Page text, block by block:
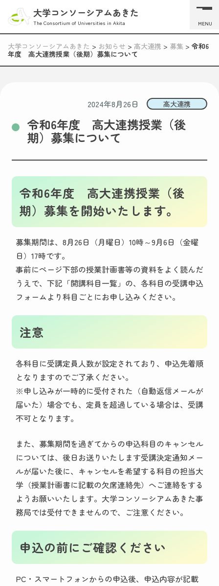
大学コンソーシアムあきた
The Consortium of Universities in Akita MENU
大学コンソーシアムあきた > お知らせ > 高大連携 > 募集 > 令和6
年度 高大連携授業（後期）募集について
2024年8月26日 高大連携
令和6年度 高大連携授業（後
期）募集について
令和6年度 高大連携授業（後
期）募集を開始いたします。
募集期間は、8月26日（月曜日）10時～9月6日（金曜
日）17時です。
事前にページ下部の授業計画書等の資料をよく読んだ
うえで、下記「開講科目一覧」の、各科目の受講申込
フォームより科目ごとにお申し込みください。
注意
各科目に受講定員人数が設定されており、申込先着順
となりますのでご了承ください。
※申し込みが一時的に受付された（自動返信メールが
届いた）場合でも、定員を超過している場合は、受講
不可となります。
また、募集期間を過ぎてからの申込科目のキャンセル
については、後日お送りいたします受講決定通知メー
ルが届いた後に、キャンセルを希望する科目の担当大
学（授業計画書に記載の欠席連絡先）へご連絡をする
ようお願いいたします。大学コンソーシアムあきた事
務局では受付できませんので、ご注意ください。
申込の前にご確認ください
PC・スマートフォンからの申込後、申込内容が記載